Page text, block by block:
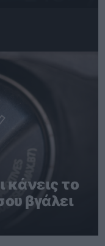
κάνεις το
βγάλει